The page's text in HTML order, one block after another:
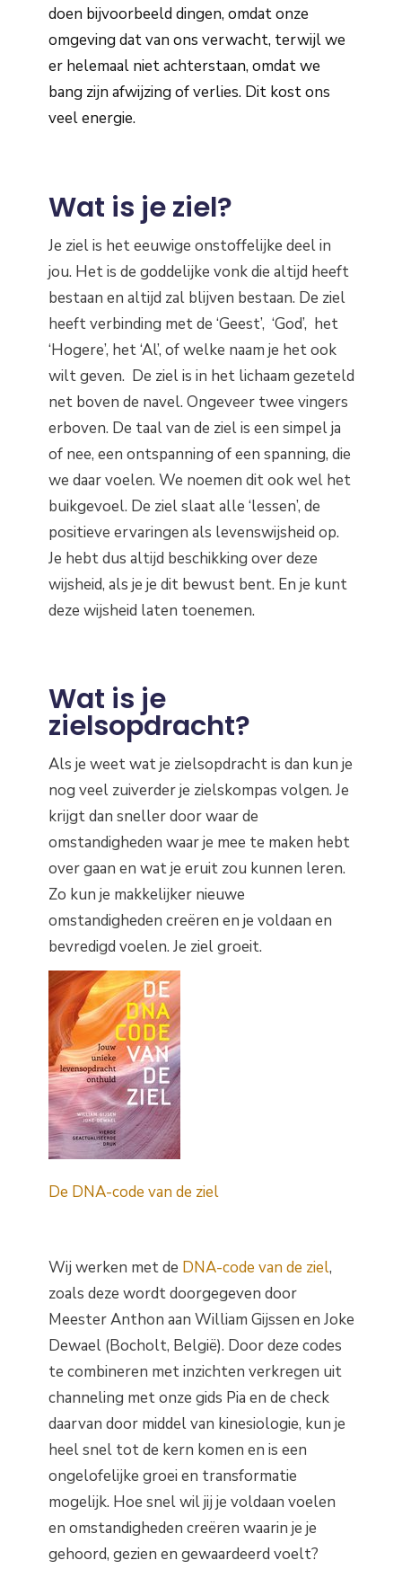
doen bijvoorbeeld dingen, omdat onze
omgeving dat van ons verwacht, terwijl we
er helemaal niet achterstaan, omdat we
bang zijn afwijzing of verlies. Dit kost ons
veel energie.
Wat is je ziel?
Je ziel is het eeuwige onstoffelijke deel in
jou. Het is de goddelijke vonk die altijd heeft
bestaan en altijd zal blijven bestaan. De ziel
heeft verbinding met de ‘Geest’, ‘God’, het
‘Hogere’, het ‘Al’, of welke naam je het ook
wilt geven. De ziel is in het lichaam gezeteld
net boven de navel. Ongeveer twee vingers
erboven. De taal van de ziel is een simpel ja
of nee, een ontspanning of een spanning, die
we daar voelen. We noemen dit ook wel het
buikgevoel. De ziel slaat alle ‘lessen’, de
positieve ervaringen als levenswijsheid op.
Je hebt dus altijd beschikking over deze
wijsheid, als je je dit bewust bent. En je kunt
deze wijsheid laten toenemen.
Wat is je
zielsopdracht?
Als je weet wat je zielsopdracht is dan kun je
nog veel zuiverder je zielskompas volgen. Je
krijgt dan sneller door waar de
omstandigheden waar je mee te maken hebt
over gaan en wat je eruit zou kunnen leren.
Zo kun je makkelijker nieuwe
omstandigheden creëren en je voldaan en
bevredigd voelen. Je ziel groeit.
De DNA-code van de ziel
Wij werken met de DNA-code van de ziel,
zoals deze wordt doorgegeven door
Meester Anthon aan William Gijssen en Joke
Dewael (Bocholt, België). Door deze codes
te combineren met inzichten verkregen uit
channeling met onze gids Pia en de check
daarvan door middel van kinesiologie, kun je
heel snel tot de kern komen en is een
ongelofelijke groei en transformatie
mogelijk. Hoe snel wil jij je voldaan voelen
en omstandigheden creëren waarin je je
gehoord, gezien en gewaardeerd voelt?